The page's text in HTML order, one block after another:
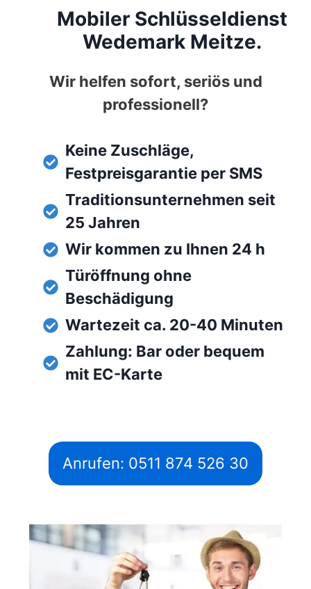
Mobiler Schlüsseldienst
Wedemark Meitze.
Wir helfen sofort, seriös und
professionell?
Keine Zuschläge,
Festpreisgarantie per SMS
Traditionsunternehmen seit
25 Jahren
Wir kommen zu Ihnen 24 h
Türöffnung ohne
Beschädigung
Wartezeit ca. 20-40 Minuten
Zahlung: Bar oder bequem
mit EC-Karte
Anrufen: 0511 874 526 30